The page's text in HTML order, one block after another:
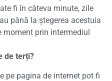
fi în câteva minute, zile
până la ștegerea acestuia
prin intermediul
de terți?
pe pagina de internet pot fi